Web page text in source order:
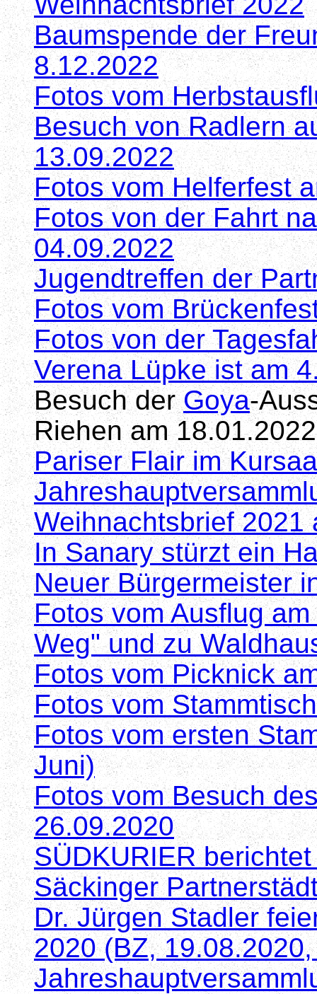
Baumspende der
8.12.2022
Fotos vom
Besuch von Radlern
13.09.2022
Fotos vom Helferfest
Fotos von der Fahrt
04.09.2022
Jugendtreffen der
Fotos vom
Fotos von der
Verena Lüpke ist am
Besuch derGoya-
Riehen am 18.01.2022
Pariser Flair im
Weihnachtsbrief 2021
In Sanary stürzt ein
Neuer Bürgermeister
Fotos vom Ausflug
Weg" und zu
Fotos vom Picknick
Fotos vom
Fotos vom ersten
Juni)
Fotos vom Besuch
26.09.2020
SÜDKURIER
Säckinger
Dr. Jürgen Stadler
2020 (BZ,